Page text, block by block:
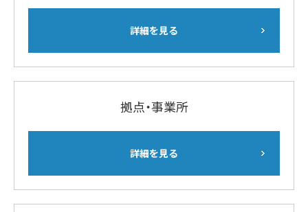
詳細を見る
拠点・事業所
詳細を見る